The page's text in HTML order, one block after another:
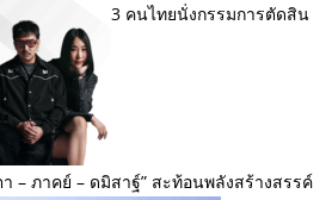
3 คนไทยนั่งกรรมการตัดสิน
– ภาคย์ – ดมิสาฐ์” สะท้อนพลังสร้างสรรค์